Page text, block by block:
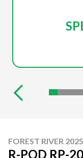
FOREST RIVER 2025
R-POD RP-